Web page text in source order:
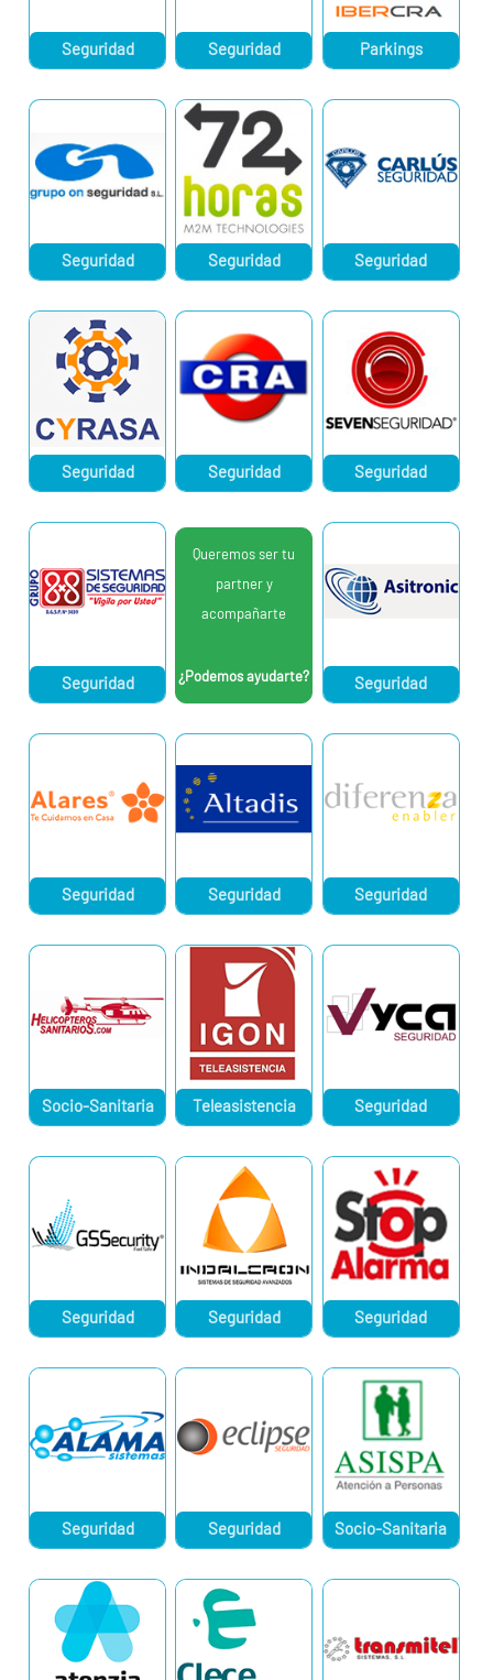
Seguridad Seguridad Parkings
Seguridad Seguridad Seguridad
Seguridad Seguridad Seguridad
Seguridad
Queremos ser tu
partner y
acompañarte
¿Podemos ayudarte? Seguridad
Seguridad Seguridad Seguridad
Socio-Sanitaria Teleasistencia Seguridad
Seguridad Seguridad Seguridad
Seguridad Seguridad Socio-Sanitaria